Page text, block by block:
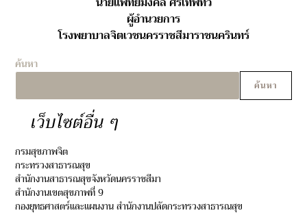
ผู้อำนวยการ
โรงพยาบาลจิตเวชนครราชสีมาราชนครินทร์
ค้นหา
ค้นหา
เว็บไซต์อื่น ๆ
กรมสุขภาพจิต
กระทรวงสาธารณสุข
สำนักงานสาธารณสุขจังหวัดนครราชสีมา
สำนักงานเขตสุขภาพที่ 9
กองยุทธศาสตร์และแผนงาน สำนักงานปลัดกระทรวงสาธารณสุข